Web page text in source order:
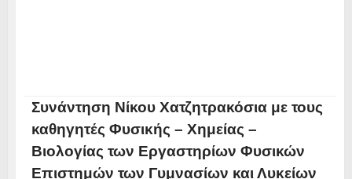
Συνάντηση Νίκου Χατζητρακόσια με τους
καθηγητές Φυσικής – Χημείας –
Βιολογίας των Εργαστηρίων Φυσικών
Επιστημών των Γυμνασίων και Λυκείων